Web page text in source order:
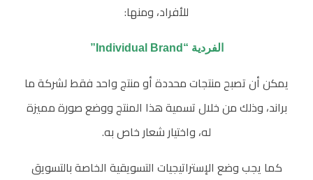
للأفراد، ومنها:
الفردية “Individual Brand”
يمكن أن تصبح منتجات محددة أو منتج واحد فقط لشركة ما
براند، وذلك من خلال تسمية هذا المنتج ووضع صورة مميزة
له، واختيار شعار خاص به.
كما يجب وضع الإستراتيجيات التسويقية الخاصة بالتسويق